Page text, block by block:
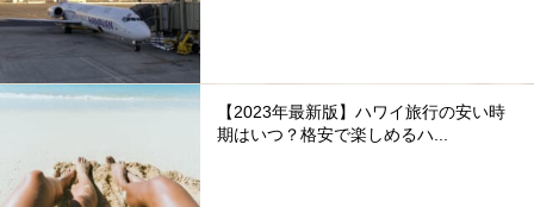
【2023年最新版】ハワイ旅行の安い時
期はいつ？格安で楽しめるハ...